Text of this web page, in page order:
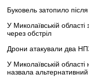
Буковель затопило
У Миколаївській
через обстріл
Дрони атакували два
У Миколаївській
назвала